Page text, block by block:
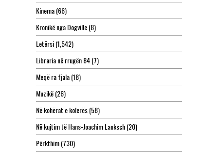
Kinema(66)
Kronikë nga Dogville(8)
Letërsi(1,542)
Libraria në rrugën 84(7)
Meqë ra fjala(18)
Muzikë(26)
Në kohërat e kolerës(58)
Në kujtim të Hans-Joachim Lanksch(20)
Përkthim(730)